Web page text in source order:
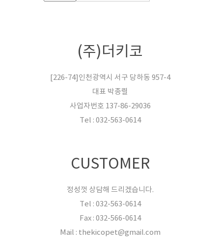
(주)더키코
[226-74]인천광역시 서구 당하동 957-4
대표 박종렬
사업자번호 137-86-29036
Tel : 032-563-0614
CUSTOMER
정성껏 상담해 드리겠습니다.
Tel : 032-563-0614
Fax : 032-566-0614
Mail : thekicopet@gmail.com